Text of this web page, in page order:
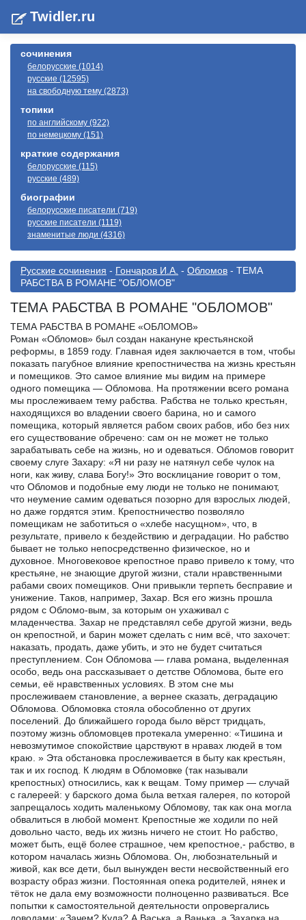
Twidler.ru
сочинения
белорусские (1014)
русские (12595)
на свободную тему (2873)
топики
по английскому (922)
по немецкому (151)
краткие содержания
белорусские (115)
русские (489)
биографии
белорусские писатели (719)
русские писатели (1119)
знаменитые люди (4316)
Русские сочинения - Гончаров И.А. - Обломов - ТЕМА
РАБСТВА В РОМАНЕ "ОБЛОМОВ"
ТЕМА РАБСТВА В РОМАНЕ "ОБЛОМОВ"
ТЕМА РАБСТВА В РОМАНЕ «ОБЛОМОВ»
Роман «Обломов» был создан накануне крестьянской
реформы, в 1859 году. Главная идея заключается в том, чтобы
показать пагубное влияние крепостничества на жизнь крестьян
и помещиков. Это самое влияние мы видим на примере
одного помещика — Обломова. На протяжении всего романа
мы прослеживаем тему рабства. Рабства не только крестьян,
находящихся во владении своего барина, но и самого
помещика, который является рабом своих рабов, ибо без них
его существование обречено: сам он не может не только
зарабатывать себе на жизнь, но и одеваться. Обломов говорит
своему слуге Захару: «Я ни разу не натянул себе чулок на
ноги, как живу, слава Богу!» Это восклицание говорит о том,
что Обломов и подобные ему люди не только не понимают,
что неумение самим одеваться позорно для взрослых людей,
но даже гордятся этим. Крепостничество позволяло
помещикам не заботиться о «хлебе насущном», что, в
результате, привело к бездействию и деградации. Но рабство
бывает не только непосредственно физическое, но и
духовное. Многовековое крепостное право привело к тому, что
крестьяне, не знающие другой жизни, стали нравственными
рабами своих помещиков. Они привыкли терпеть бесправие и
унижение. Таков, например, Захар. Вся его жизнь прошла
рядом с Обломо-вым, за которым он ухаживал с
младенчества. Захар не представлял себе другой жизни, ведь
он крепостной, и барин может сделать с ним всё, что захочет:
наказать, продать, даже убить, и это не будет считаться
преступлением. Сон Обломова — глава романа, выделенная
особо, ведь она рассказывает о детстве Обломова, быте его
семьи, её нравственных условиях. В этом сне мы
прослеживаем становление, а вернее сказать, деградацию
Обломова. Обломовка стояла обособленно от других
поселений. До ближайшего города было вёрст тридцать,
поэтому жизнь обломовцев протекала умеренно: «Тишина и
невозмутимое спокойствие царствуют в нравах людей в том
краю. » Эта обстановка прослеживается в быту как крестьян,
так и их господ. К людям в Обломовке (так называли
крепостных) относились, как к вещам. Тому пример — случай
с галереей: у барского дома была ветхая галерея, по которой
запрещалось ходить маленькому Обломову, так как она могла
обвалиться в любой момент. Крепостные же ходили по ней
довольно часто, ведь их жизнь ничего не стоит. Но рабство,
может быть, ещё более страшное, чем крепостное,- рабство, в
котором началась жизнь Обломова. Он, любознательный и
живой, как все дети, был вынужден вести несвойственный его
возрасту образ жизни. Постоянная опека родителей, нянек и
тёток не дала ему возможности полноценно развиваться. Все
попытки к самостоятельной деятельности опровергались
доводами: «Зачем? Куда? А Васька, а Ванька, а Захарка на